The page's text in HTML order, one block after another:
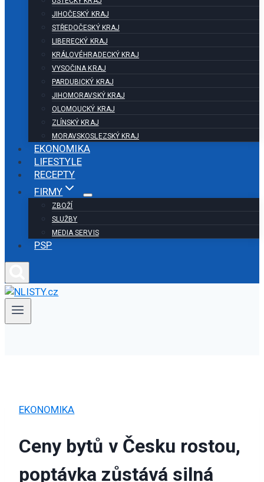
JIHOČESKÝ KRAJ
STŘEDOČESKÝ KRAJ
LIBERECKÝ KRAJ
KRÁLOVÉHRADECKÝ KRAJ
VYSOČINA KRAJ
PARDUBICKÝ KRAJ
JIHOMORAVSKÝ KRAJ
OLOMOUCKÝ KRAJ
ZLÍNSKÝ KRAJ
MORAVSKOSLEZSKÝ KRAJ
EKONOMIKA
LIFESTYLE
RECEPTY
FIRMY
ZBOŽÍ
SLUŽBY
MEDIA SERVIS
PSP
EKONOMIKA
Ceny bytů v Česku rostou,
poptávka zůstává silná